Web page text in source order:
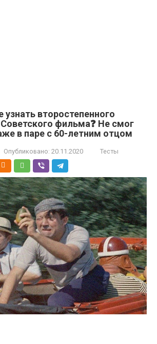
второстепенного
фильма❓ Не смог
в паре с 60-летним отцом
Опубликовано: 20.11.2020 Тесты